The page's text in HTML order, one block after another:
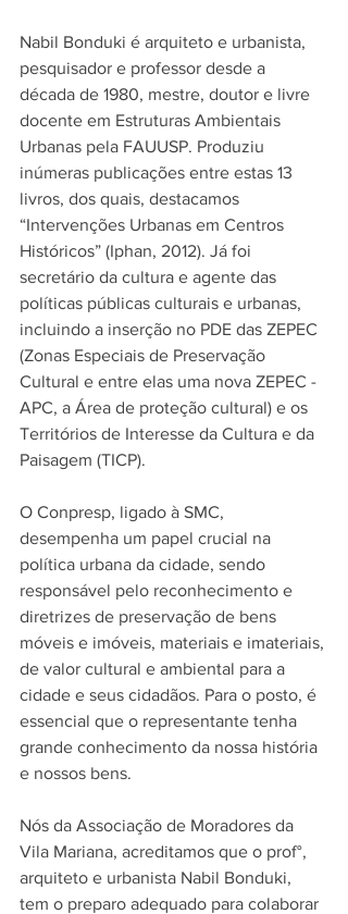
Nabil Bonduki é arquiteto e urbanista,
pesquisador e professor desde a
década de 1980, mestre, doutor e livre
docente em Estruturas Ambientais
Urbanas pela FAUUSP. Produziu
inúmeras publicações entre estas 13
livros, dos quais, destacamos
“Intervenções Urbanas em Centros
Históricos” (Iphan, 2012). Já foi
secretário da cultura e agente das
políticas públicas culturais e urbanas,
incluindo a inserção no PDE das ZEPEC
(Zonas Especiais de Preservação
Cultural e entre elas uma nova ZEPEC -
APC, a Área de proteção cultural) e os
Territórios de Interesse da Cultura e da
Paisagem (TICP).
O Conpresp, ligado à SMC,
desempenha um papel crucial na
política urbana da cidade, sendo
responsável pelo reconhecimento e
diretrizes de preservação de bens
móveis e imóveis, materiais e imateriais,
de valor cultural e ambiental para a
cidade e seus cidadãos. Para o posto, é
essencial que o representante tenha
grande conhecimento da nossa história
e nossos bens.
Nós da Associação de Moradores da
Vila Mariana, acreditamos que o prof°,
arquiteto e urbanista Nabil Bonduki,
tem o preparo adequado para colaborar